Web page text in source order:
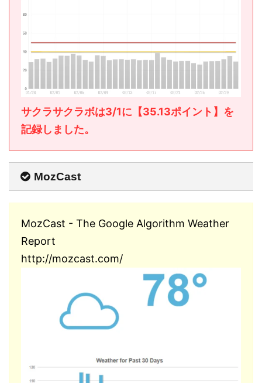
サクラサクラボは3/1に【35.13ポイント】を
記録しました。
MozCast
MozCast - The Google Algorithm Weather
Report
http://mozcast.com/